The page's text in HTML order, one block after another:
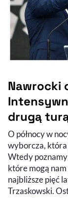
Nawrocki
drugą
O północy w
wyborcza, która
Wtedy
które mogą
najbliższe pięć
Trzaskowski.